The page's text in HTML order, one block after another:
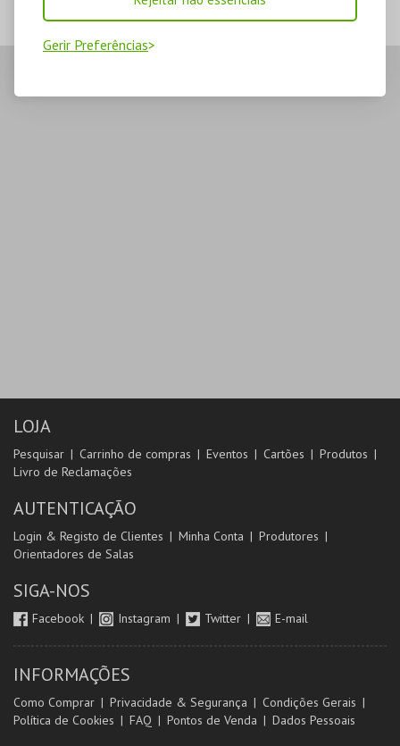
Gerir Preferências
LOJA
Pesquisar Carrinho de compras Eventos Cartões
Produtos
Livro de Reclamações
AUTENTICAÇÃO
Login & Registo de Clientes Minha Conta
Produtores
Orientadores de Salas
SIGA-NOS
Facebook Instagram Twitter E-mail
INFORMAÇÕES
Como Comprar Privacidade & Segurança
Condições Gerais
Política de Cookies
FAQ Pontos de Venda Dados Pessoais